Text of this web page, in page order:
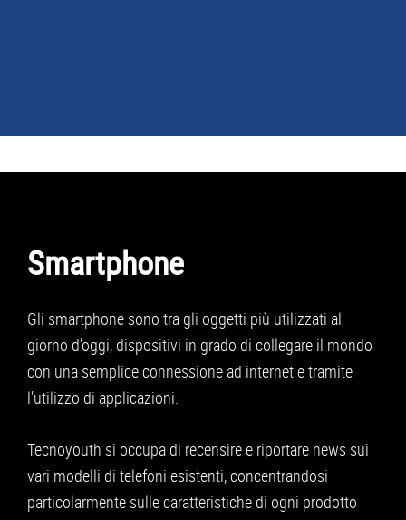
SMARTPHONE
APP
PC
CONSOLE
Smartphone
Gli smartphone sono tra gli oggetti più utilizzati al
giorno d’oggi, dispositivi in grado di collegare il mondo
con una semplice connessione ad internet e tramite
l’utilizzo di applicazioni.
Tecnoyouth si occupa di recensire e riportare news sui
vari modelli di telefoni esistenti, concentrandosi
particolarmente sulle caratteristiche di ogni prodotto